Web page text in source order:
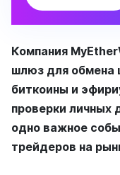
Компания
шлюз для обмена
биткоины и
проверки личных
одно важное
трейдеров на